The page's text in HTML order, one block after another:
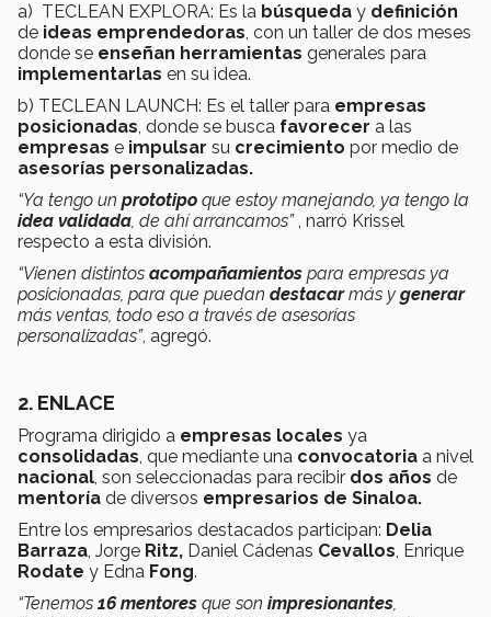
a) TECLEAN EXPLORA: Es la búsqueda y definición
de ideas emprendedoras, con un taller de dos meses
donde se enseñan herramientas generales para
implementarlas en su idea.
b) TECLEAN LAUNCH: Es el taller para empresas
posicionadas, donde se busca favorecer a las
empresas e impulsar su crecimiento por medio de
asesorías personalizadas.
“Ya tengo un prototipo que estoy manejando, ya tengo la
idea validada, de ahí arrancamos”, narró Krissel
respecto a esta división.
“Vienen distintos acompañamientos para empresas ya
posicionadas, para que puedan destacarmás y generar
más ventas, todo eso a través de asesorías
personalizadas”, agregó.
2. ENLACE
Programa dirigido a empresas locales ya
consolidadas, que mediante una convocatoria a nivel
nacional, son seleccionadas para recibir dos años de
mentoría de diversos empresarios de Sinaloa.
Entre los empresarios destacados participan: Delia
Barraza, Jorge Ritz, Daniel Cádenas Cevallos, Enrique
Rodate y Edna Fong.
“Tenemos 16 mentores que son impresionantes,